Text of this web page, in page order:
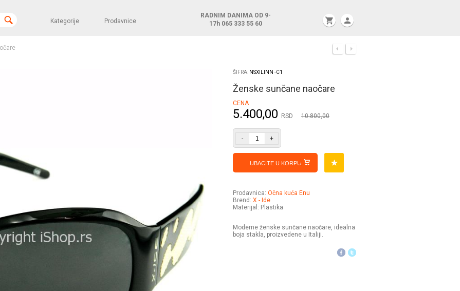
Kategorije Prodavnice
RADNIM DANIMA OD 9-
17h 065 333 55 60 shopping_cart person
ŠIFRA: NSXILINN -C1
Ženske sunčane naočare
CENA
5.400,00 RSD 10.800,00
- +
UBACITE U KORPU
Prodavnica: Očna kuća Enu
Brend: X - Ide
Materijal: Plastika
Moderne ženske sunčane naočare, idealna
boja stakla, proizvedene u Italiji.